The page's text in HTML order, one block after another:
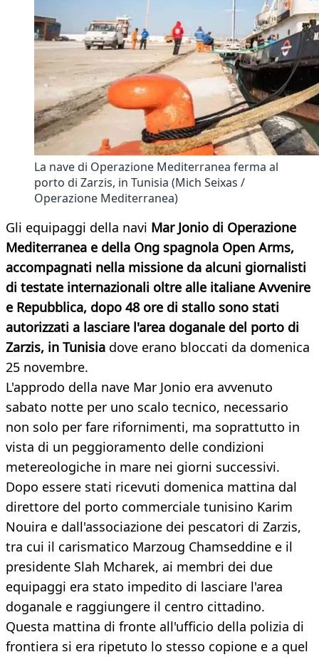
La nave di Operazione Mediterranea ferma al
porto di Zarzis, in Tunisia (Mich Seixas /
Operazione Mediterranea)
Gli equipaggi della navi Mar Jonio di Operazione
Mediterranea e della Ong spagnola Open Arms,
accompagnati nella missione da alcuni giornalisti
di testate internazionali oltre alle italiane Avvenire
e Repubblica, dopo 48 ore di stallo sono stati
autorizzati a lasciare l'area doganale del porto di
Zarzis, in Tunisia dove erano bloccati da domenica
25 novembre.
L'approdo della nave Mar Jonio era avvenuto
sabato notte per uno scalo tecnico, necessario
non solo per fare rifornimenti, ma soprattutto in
vista di un peggioramento delle condizioni
metereologiche in mare nei giorni successivi.
Dopo essere stati ricevuti domenica mattina dal
direttore del porto commerciale tunisino Karim
Nouira e dall'associazione dei pescatori di Zarzis,
tra cui il carismatico Marzoug Chamseddine e il
presidente Slah Mcharek, ai membri dei due
equipaggi era stato impedito di lasciare l'area
doganale e raggiungere il centro cittadino.
Questa mattina di fronte all'ufficio della polizia di
frontiera si era ripetuto lo stesso copione e a quel